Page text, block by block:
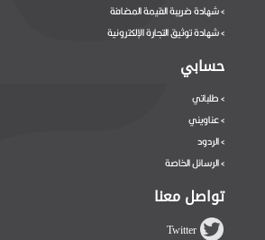
>شهادة ضريبة القيمة المضافة
>شهادة توثيق التجارة الإلكترونية
حسابي
>طلباتي
>عناويني
>الردود
>الرسائل الخاصة
تواصل معنا
Twitter